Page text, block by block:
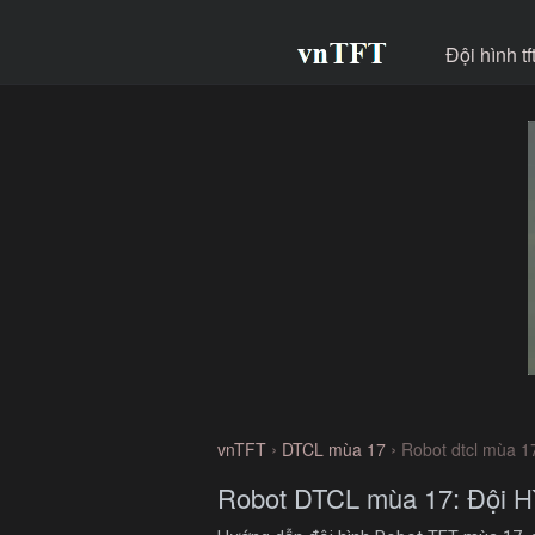
Đội hình
vnTFT › DTCL mùa 17 › Robot dtcl mùa
Robot DTCL mùa 17: Đội